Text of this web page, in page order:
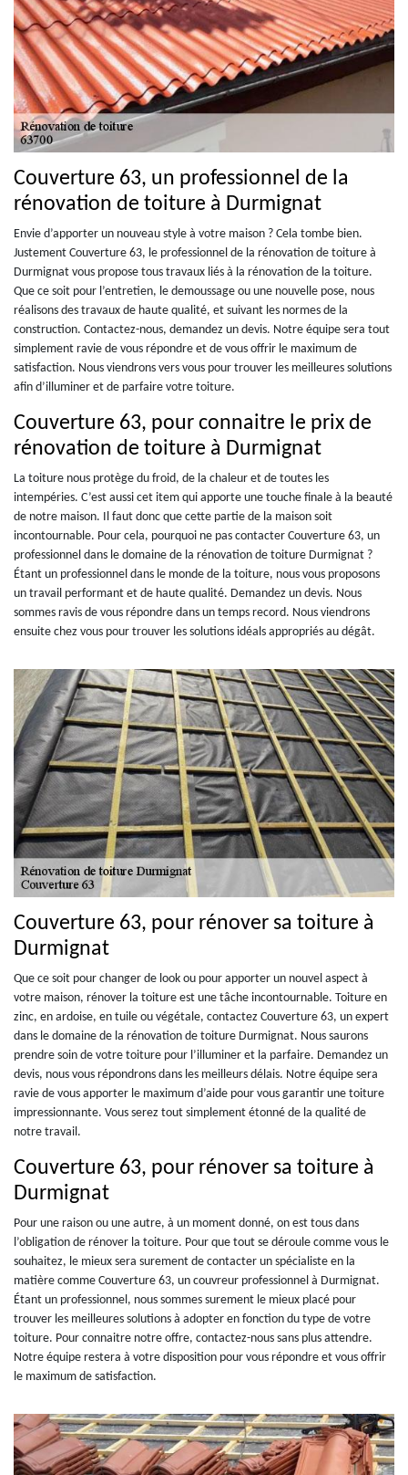
Couverture 63, un professionnel de la
rénovation de toiture à Durmignat
Envie d’apporter un nouveau style à votre maison ? Cela tombe bien.
Justement Couverture 63, le professionnel de la rénovation de toiture à
Durmignat vous propose tous travaux liés à la rénovation de la toiture.
Que ce soit pour l’entretien, le demoussage ou une nouvelle pose, nous
réalisons des travaux de haute qualité, et suivant les normes de la
construction. Contactez-nous, demandez un devis. Notre équipe sera tout
simplement ravie de vous répondre et de vous offrir le maximum de
satisfaction. Nous viendrons vers vous pour trouver les meilleures solutions
afin d’illuminer et de parfaire votre toiture.
Couverture 63, pour connaitre le prix de
rénovation de toiture à Durmignat
La toiture nous protège du froid, de la chaleur et de toutes les
intempéries. C’est aussi cet item qui apporte une touche finale à la beauté
de notre maison. Il faut donc que cette partie de la maison soit
incontournable. Pour cela, pourquoi ne pas contacter Couverture 63, un
professionnel dans le domaine de la rénovation de toiture Durmignat ?
Étant un professionnel dans le monde de la toiture, nous vous proposons
un travail performant et de haute qualité. Demandez un devis. Nous
sommes ravis de vous répondre dans un temps record. Nous viendrons
ensuite chez vous pour trouver les solutions idéals appropriés au dégât.
Couverture 63, pour rénover sa toiture à
Durmignat
Que ce soit pour changer de look ou pour apporter un nouvel aspect à
votre maison, rénover la toiture est une tâche incontournable. Toiture en
zinc, en ardoise, en tuile ou végétale, contactez Couverture 63, un expert
dans le domaine de la rénovation de toiture Durmignat. Nous saurons
prendre soin de votre toiture pour l’illuminer et la parfaire. Demandez un
devis, nous vous répondrons dans les meilleurs délais. Notre équipe sera
ravie de vous apporter le maximum d’aide pour vous garantir une toiture
impressionnante. Vous serez tout simplement étonné de la qualité de
notre travail.
Couverture 63, pour rénover sa toiture à
Durmignat
Pour une raison ou une autre, à un moment donné, on est tous dans
l’obligation de rénover la toiture. Pour que tout se déroule comme vous le
souhaitez, le mieux sera surement de contacter un spécialiste en la
matière comme Couverture 63, un couvreur professionnel à Durmignat.
Étant un professionnel, nous sommes surement le mieux placé pour
trouver les meilleures solutions à adopter en fonction du type de votre
toiture. Pour connaitre notre offre, contactez-nous sans plus attendre.
Notre équipe restera à votre disposition pour vous répondre et vous offrir
le maximum de satisfaction.